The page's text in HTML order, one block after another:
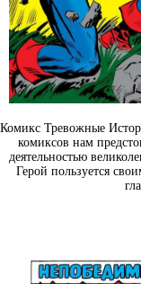
Комикс Тревожные
комиксов нам
деятельностью
Герой пользуется